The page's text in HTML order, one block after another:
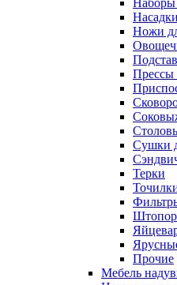
Наборы
Ножи
Прессы
Сушки
Терки
Прочие
Мебель